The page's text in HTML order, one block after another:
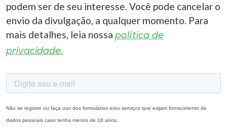
podem ser de seu interesse. Você pode cancelar o
envio da divulgação, a qualquer momento. Para
mais detalhes, leia nossa política de
privacidade.